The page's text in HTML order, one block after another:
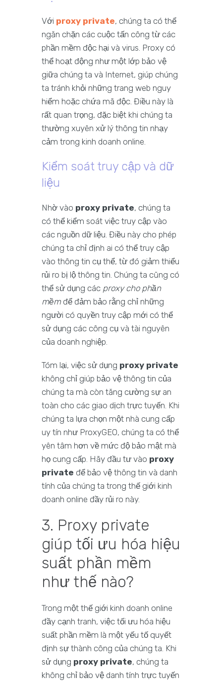
Với proxy private, chúng ta có thể
ngăn chặn các cuộc tấn công từ các
phần mềm độc hại và virus. Proxy có
thể hoạt động như một lớp bảo vệ
giữa chúng ta và Internet, giúp chúng
ta tránh khỏi những trang web nguy
hiểm hoặc chứa mã độc. Điều này là
rất quan trọng, đặc biệt khi chúng ta
thường xuyên xử lý thông tin nhạy
cảm trong kinh doanh online.
Kiểm soát truy cập và dữ
liệu
Nhờ vào proxy private, chúng ta
có thể kiểm soát việc truy cập vào
các nguồn dữ liệu. Điều này cho phép
chúng ta chỉ định ai có thể truy cập
vào thông tin cụ thể, từ đó giảm thiểu
rủi ro bị lộ thông tin. Chúng ta cũng có
thể sử dụng các proxy cho phần
mềm để đảm bảo rằng chỉ những
người có quyền truy cập mới có thể
sử dụng các công cụ và tài nguyên
của doanh nghiệp.
Tóm lại, việc sử dụng proxy private
không chỉ giúp bảo vệ thông tin của
chúng ta mà còn tăng cường sự an
toàn cho các giao dịch trực tuyến. Khi
chúng ta lựa chọn một nhà cung cấp
uy tín như ProxyGEO, chúng ta có thể
yên tâm hơn về mức độ bảo mật mà
họ cung cấp. Hãy đầu tư vào proxy
private để bảo vệ thông tin và danh
tính của chúng ta trong thế giới kinh
doanh online đầy rủi ro này.
3. Proxy private
giúp tối ưu hóa hiệu
suất phần mềm
như thế nào?
Trong một thế giới kinh doanh online
đầy cạnh tranh, việc tối ưu hóa hiệu
suất phần mềm là một yếu tố quyết
định sự thành công của chúng ta. Khi
sử dụng proxy private, chúng ta
không chỉ bảo vệ danh tính trực tuyến